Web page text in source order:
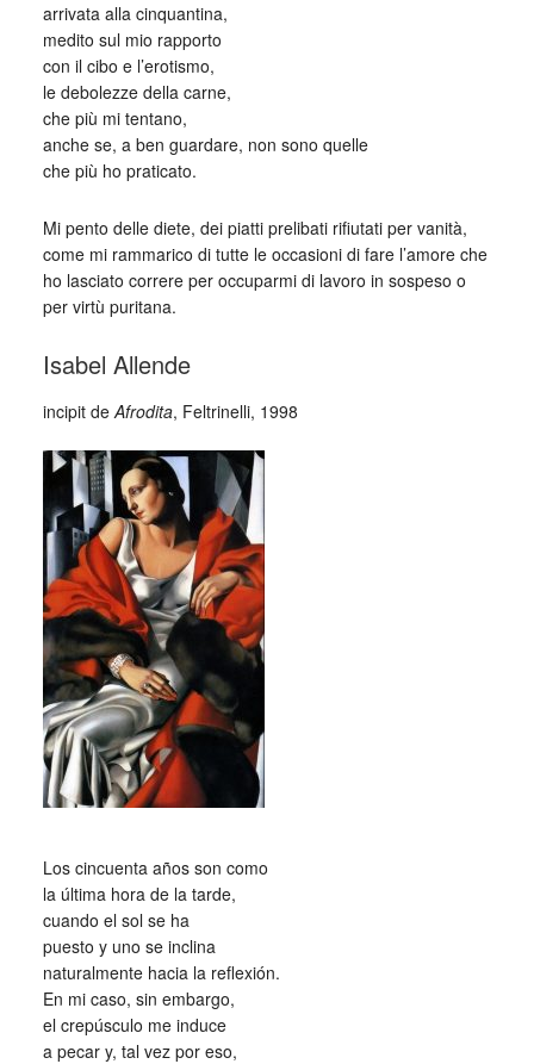
arrivata alla cinquantina,
medito sul mio rapporto
con il cibo e l’erotismo,
le debolezze della carne,
che più mi tentano,
anche se, a ben guardare, non sono quelle
che più ho praticato.
Mi pento delle diete, dei piatti prelibati rifiutati per vanità,
come mi rammarico di tutte le occasioni di fare l’amore che
ho lasciato correre per occuparmi di lavoro in sospeso o
per virtù puritana.
Isabel Allende
incipit deAfrodita, Feltrinelli, 1998
Los cincuenta años son como
la última hora de la tarde,
cuando el sol se ha
puesto y uno se inclina
naturalmente hacia la reflexión.
En mi caso, sin embargo,
el crepúsculo me induce
a pecar y, tal vez por eso,